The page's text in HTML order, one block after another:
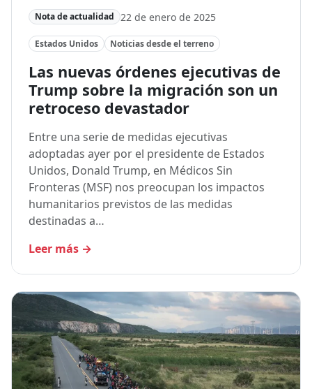
Nota de actualidad 22 de enero de 2025
Estados Unidos Noticias desde el terreno
Las nuevas órdenes ejecutivas de
Trump sobre la migración son un
retroceso devastador
Entre una serie de medidas ejecutivas
adoptadas ayer por el presidente de Estados
Unidos, Donald Trump, en Médicos Sin
Fronteras (MSF) nos preocupan los impactos
humanitarios previstos de las medidas
destinadas a…
Leer más →